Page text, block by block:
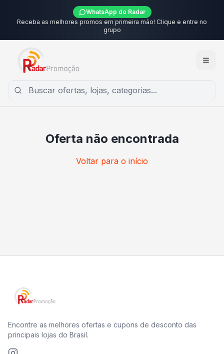
WhatsApp do Radar
Receba as melhores promos em primeira mão! Clique e entre no
grupo
Oferta não encontrada
Voltar para o início
Encontre as melhores ofertas e cupons de desconto das
principais lojas do Brasil.